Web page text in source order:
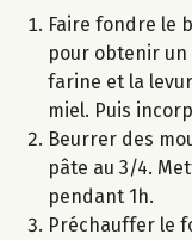
Faire fondre le
pour obtenir un
farine et la
miel. Puis
Beurrer des
pâte au 3/4.
pendant 1h.
Préchauffer le